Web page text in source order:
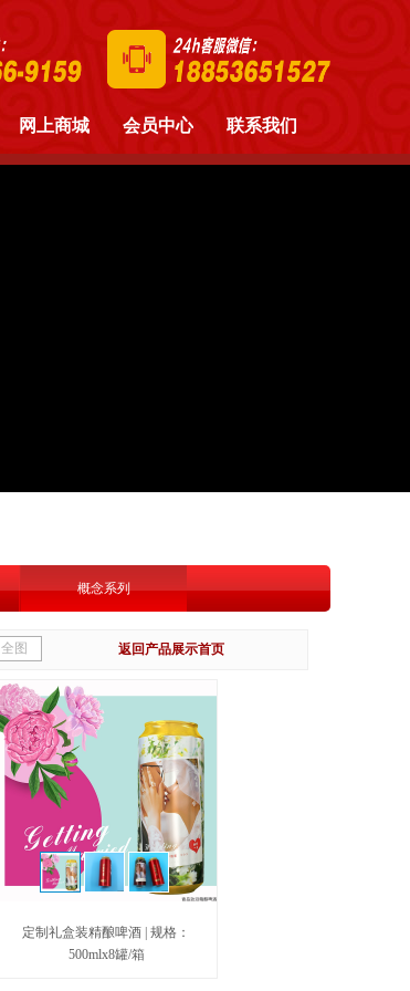
网上商城 会员中心 联系我们
概念系列
全图
定制礼盒装精酿啤酒 | 规格：
500mlx8罐/箱
返回 产品展示首页